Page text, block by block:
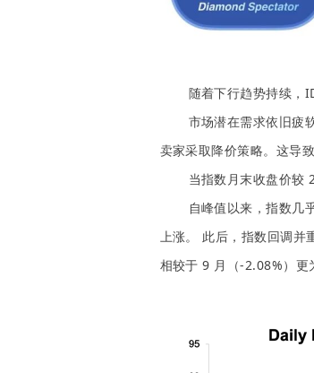
随着下行趋势持续，
市场潜在需求依旧疲
卖家采取降价策略。这导
当指数月末收盘价较
自峰值以来，指数几
上涨。 此后，指数回调并
相较于 9 月（-2.08%）更